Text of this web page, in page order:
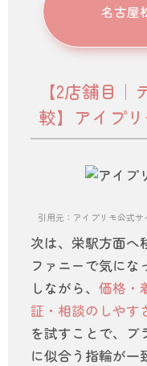
名古屋
【2店舗目
較】アイプ
引用元：アイプリモ公式
次は、栄駅方面へ
ファニーで気に
しながら、価格・
証・相談のしやす
を試すことで、ブ
に似合う指輪が一